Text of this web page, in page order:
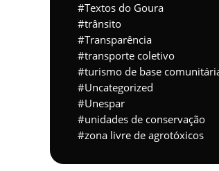
Textos do Goura
trânsito
Transparência
transporte coletivo
turismo de base
Uncategorized
Unespar
unidades de conservação
zona livre de agrotóxicos